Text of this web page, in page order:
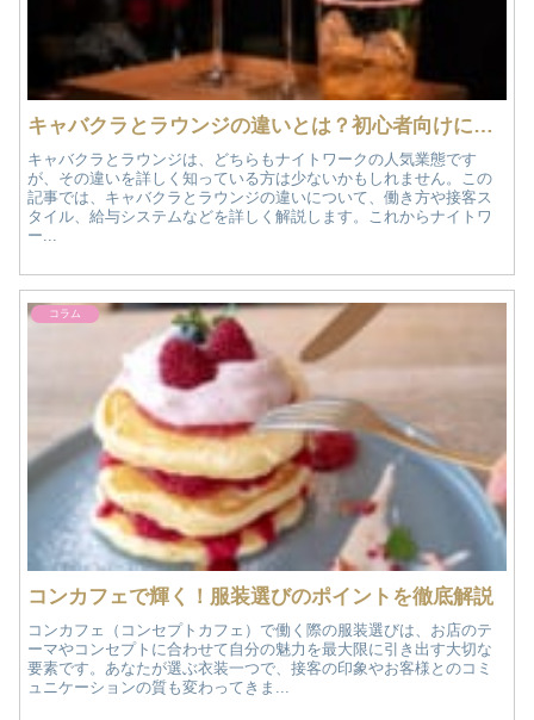
キャバクラとラウンジの違いとは？初心者向けに分かりやすく解説！
キャバクラとラウンジは、どちらもナイトワークの人気業態です
が、その違いを詳しく知っている方は少ないかもしれません。この
記事では、キャバクラとラウンジの違いについて、働き方や接客ス
タイル、給与システムなどを詳しく解説します。これからナイトワ
ー...
コラム
コンカフェで輝く！服装選びのポイントを徹底解説
コンカフェ（コンセプトカフェ）で働く際の服装選びは、お店のテ
ーマやコンセプトに合わせて自分の魅力を最大限に引き出す大切な
要素です。あなたが選ぶ衣装一つで、接客の印象やお客様とのコミ
ュニケーションの質も変わってきま...